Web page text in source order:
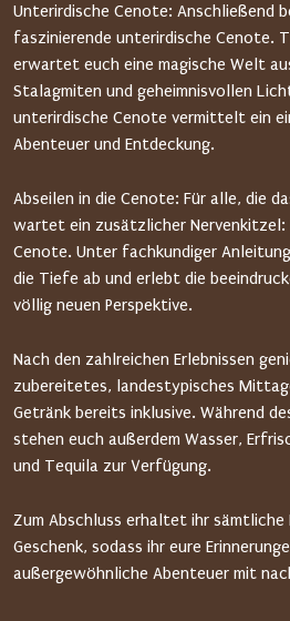
Unterirdische Cenote: Anschließend
faszinierende unterirdische Cenote.
erwartet euch eine magische Welt
Stalagmiten und geheimnisvollen
unterirdische Cenote vermittelt ein
Abenteuer und Entdeckung.
Abseilen in die Cenote: Für alle, die
wartet ein zusätzlicher Nervenkitzel:
Cenote. Unter fachkundiger
die Tiefe ab und erlebt die
völlig neuen Perspektive.
Nach den zahlreichen Erlebnissen
zubereitetes, landestypisches
Getränk bereits inklusive. Während
stehen euch außerdem Wasser,
und Tequila zur Verfügung.
Zum Abschluss erhaltet ihr
Geschenk, sodass ihr eure
außergewöhnliche Abenteuer mit